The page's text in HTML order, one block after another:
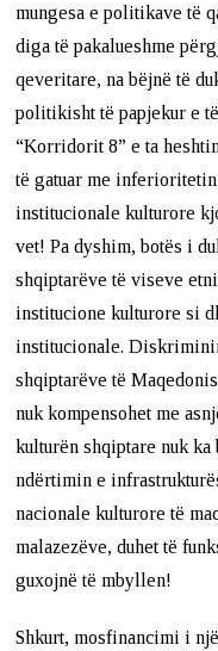
mungesa e politikave të
diga të pakalueshme
qeveritare, na bëjnë të
politikisht të papjekur e
“Korridorit 8” e ta
të gatuar me
institucionale kulturore
vet! Pa dyshim, botës i
shqiptarëve të viseve
institucione kulturore si
institucionale.
shqiptarëve të
nuk kompensohet me
kulturën shqiptare nuk ka
ndërtimin e
nacionale kulturore të
malazezëve, duhet të
guxojnë të mbyllen!
Shkurt, mosfinancimi i